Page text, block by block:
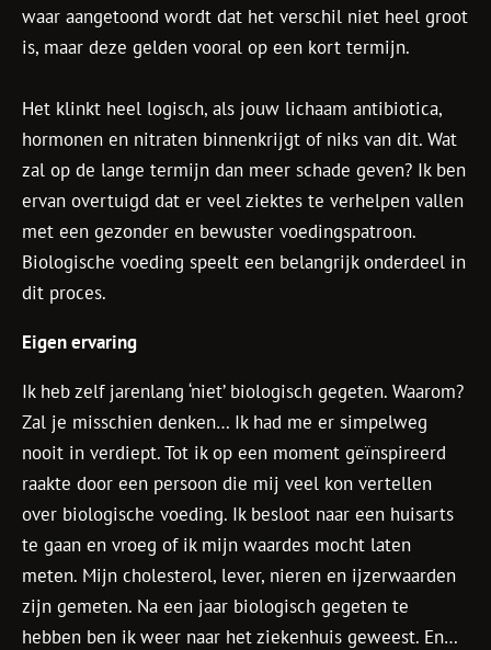
waar aangetoond wordt dat het verschil niet heel groot
is, maar deze gelden vooral op een kort termijn.
Het klinkt heel logisch, als jouw lichaam antibiotica,
hormonen en nitraten binnenkrijgt of niks van dit. Wat
zal op de lange termijn dan meer schade geven? Ik ben
ervan overtuigd dat er veel ziektes te verhelpen vallen
met een gezonder en bewuster voedingspatroon.
Biologische voeding speelt een belangrijk onderdeel in
dit proces.
Eigen ervaring
Ik heb zelf jarenlang ‘niet’ biologisch gegeten. Waarom?
Zal je misschien denken… Ik had me er simpelweg
nooit in verdiept. Tot ik op een moment geïnspireerd
raakte door een persoon die mij veel kon vertellen
over biologische voeding. Ik besloot naar een huisarts
te gaan en vroeg of ik mijn waardes mocht laten
meten. Mijn cholesterol, lever, nieren en ijzerwaarden
zijn gemeten. Na een jaar biologisch gegeten te
hebben ben ik weer naar het ziekenhuis geweest. En…